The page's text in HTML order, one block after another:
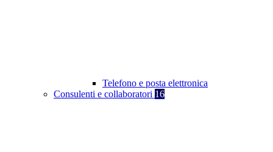
Telefono e posta elettronica
Consulenti e collaboratori 16